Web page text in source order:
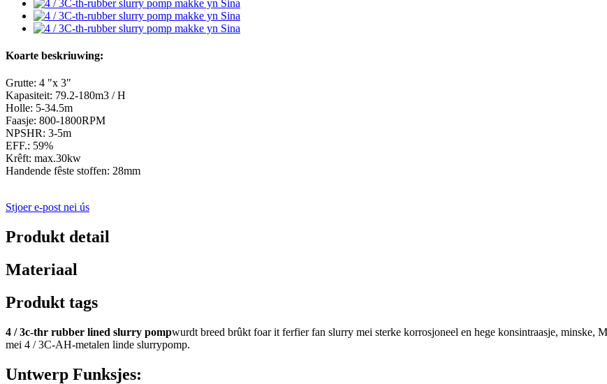
Koarte beskriuwing:
Grutte: 4 "x 3"
Kapasiteit: 79.2-180m3 / H
Holle: 5-34.5m
Faasje: 800-1800RPM
NPSHR: 3-5m
EFF.: 59%
Krêft: max.30kw
Handende fêste stoffen: 28mm
Stjoer e-post nei ús
Produkt detail
Materiaal
Produkt tags
4 / 3c-thr rubber lined slurry pompwurdt breed brûkt foar it ferfier fan slurry mei sterke korrosjoneel en hege konsintraasje, minske,
mei 4 / 3C-AH-metalen linde slurrypomp.
Untwerp Funksjes: